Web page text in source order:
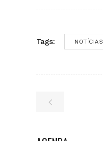
Tags: NOTÍCIAS